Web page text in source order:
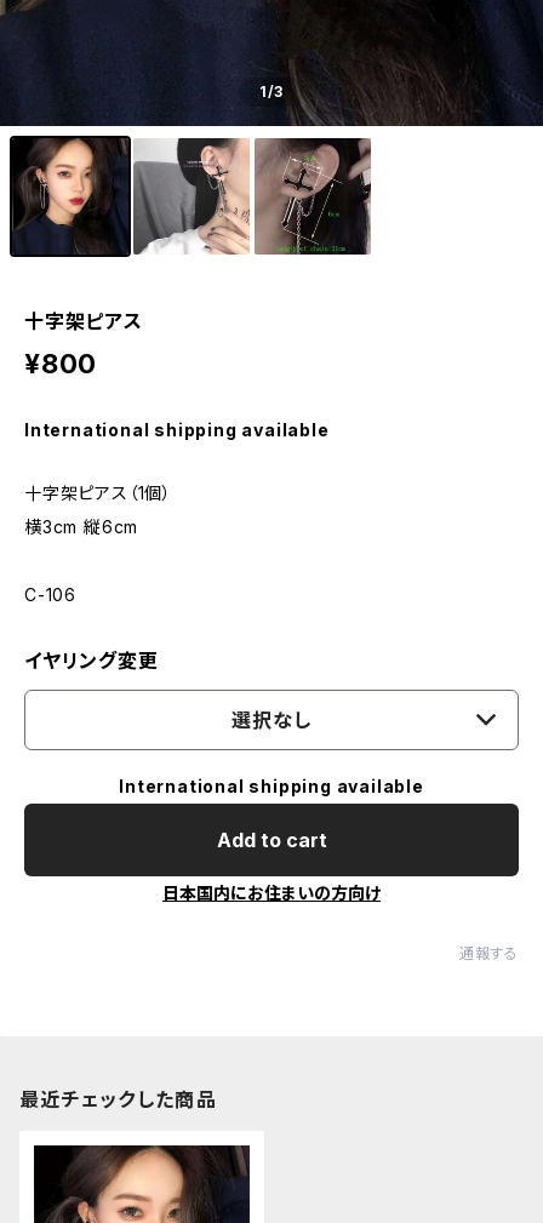
1/3
十字架ピアス
¥800
International shipping available
十字架ピアス（1個）
横3cm 縦6cm
C-106
イヤリング変更
選択なし
International shipping available
Add to cart
日本国内にお住まいの方向け
通報する
最近チェックした商品